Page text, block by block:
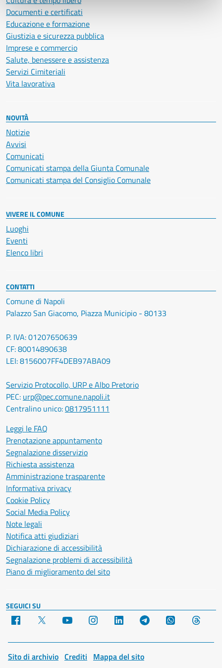
Documenti e certificati
Educazione e formazione
Giustizia e sicurezza pubblica
Imprese e commercio
Salute, benessere e assistenza
Servizi Cimiteriali
Vita lavorativa
NOVITÀ
Notizie
Avvisi
Comunicati
Comunicati stampa della Giunta Comunale
Comunicati stampa del Consiglio Comunale
VIVERE IL COMUNE
Luoghi
Eventi
Elenco libri
CONTATTI
Comune di Napoli
Palazzo San Giacomo, Piazza Municipio - 80133
P. IVA: 01207650639
CF: 80014890638
LEI: 8156007FF4DEB97ABA09
Servizio Protocollo, URP e Albo Pretorio
PEC: urp@pec.comune.napoli.it
Centralino unico:0817951111
Leggi le FAQ
Prenotazione appuntamento
Segnalazione disservizio
Richiesta assistenza
Amministrazione trasparente
Informativa privacy
Cookie Policy
Social Media Policy
Note legali
Notifica atti giudiziari
Dichiarazione di accessibilità
Segnalazione problemi di accessibilità
Piano di miglioramento del sito
SEGUICI SU
Facebook YouTube Instagram LinkedIn Telegram WhatsApp
Sito di archivio Crediti Mappa del sito